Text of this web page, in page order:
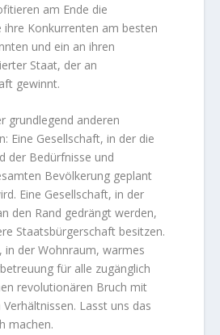
am Ende die
ihre Konkurrenten am besten
und ein an ihren
Staat, der an
gewinnt.
grundlegend anderen
Eine Gesellschaft, in der die
der Bedürfnisse und
Bevölkerung geplant
Eine Gesellschaft, in der
den Rand gedrängt werden,
Staatsbürgerschaft besitzen.
in der Wohnraum, warmes
für alle zugänglich
revolutionären Bruch mit
Lasst uns das
machen.